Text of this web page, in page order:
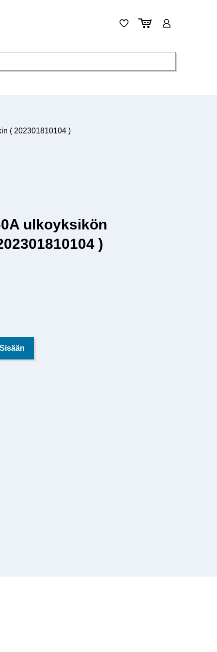
( 202301810104 )
ulkoyksikön
)